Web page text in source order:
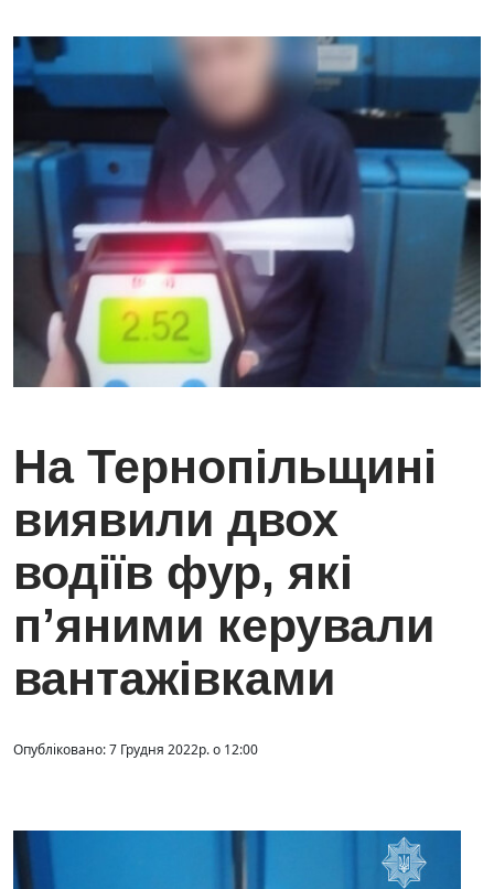
На Тернопільщині
виявили двох
водіїв фур, які
п’яними керували
вантажівками
Опубліковано: 7 Грудня 2022р. о 12:00